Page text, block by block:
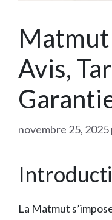
Avis,
novembre 25, 2025
La Matmut